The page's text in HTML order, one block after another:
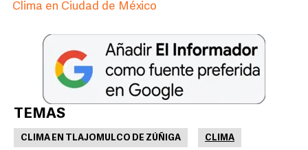
Clima en Ciudad de México
TEMAS
CLIMA EN TLAJOMULCO DE ZÚÑIGA CLIMA